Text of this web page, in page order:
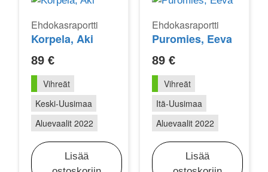
Ehdokasraportti
Korpela, Aki
89 €
Vihreät
Keski-Uusimaa
Aluevaalit 2022
Lisää
Ehdokasraportti
Puromies, Eeva
89 €
Vihreät
Itä-Uusimaa
Aluevaalit 2022
Lisää